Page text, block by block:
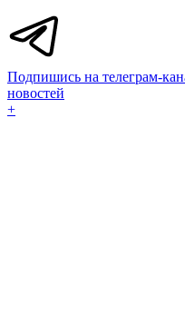
Подпишись на телеграм-
новостей
+